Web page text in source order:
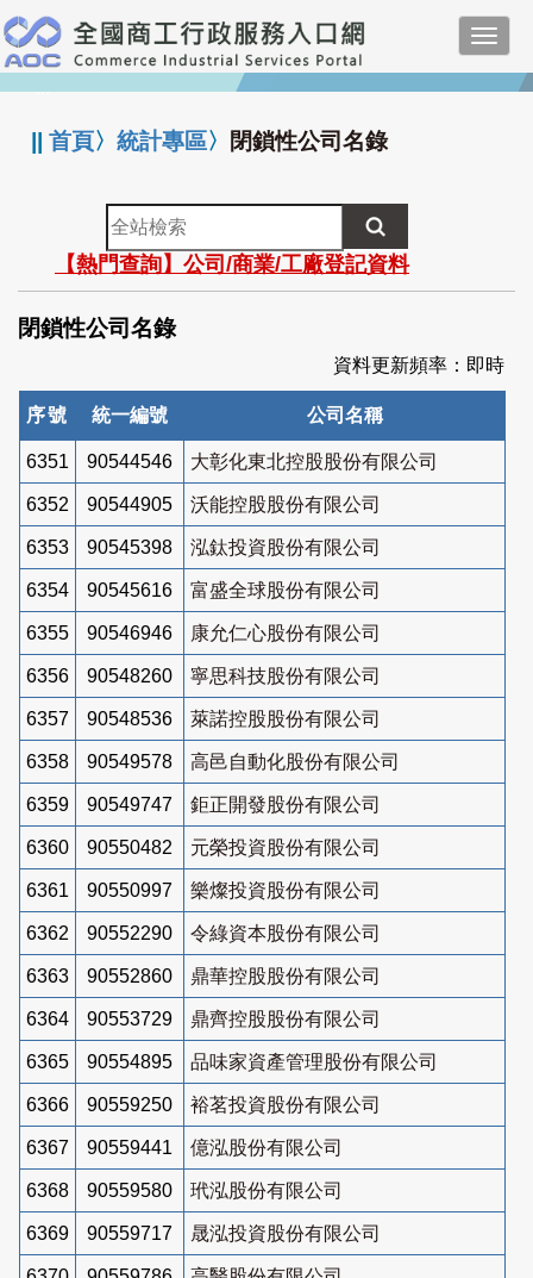
跳
到
主
要
:::
||首頁〉統計專區〉 閉鎖性公司名錄
全
站
檢
索
【熱門查詢】公司/商業/工廠登記資料
閉鎖性公司名錄
資料更新頻率：即時
序號 統一編號 公司名稱
6351 90544546 大彰化東北控股股份有限公司
6352 90544905 沃能控股股份有限公司
6353 90545398 泓鈦投資股份有限公司
6354 90545616 富盛全球股份有限公司
6355 90546946 康允仁心股份有限公司
6356 90548260 寧思科技股份有限公司
6357 90548536 萊諾控股股份有限公司
6358 90549578 高邑自動化股份有限公司
6359 90549747 鉅正開發股份有限公司
6360 90550482 元榮投資股份有限公司
6361 90550997 樂燦投資股份有限公司
6362 90552290 令綠資本股份有限公司
6363 90552860 鼎華控股股份有限公司
6364 90553729 鼎齊控股股份有限公司
6365 90554895 品味家資產管理股份有限公司
6366 90559250 裕茗投資股份有限公司
6367 90559441 億泓股份有限公司
6368 90559580 玳泓股份有限公司
6369 90559717 晟泓投資股份有限公司